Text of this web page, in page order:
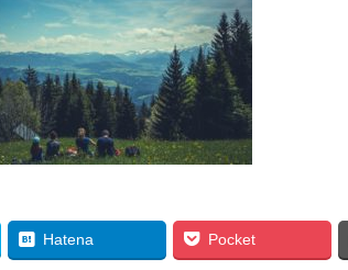
Hatena Pocket